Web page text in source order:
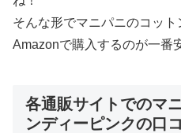
そんな形でマニパニのコッ
Amazonで購入するのが一番
各通販サイトでのマ
ンディーピンクの口